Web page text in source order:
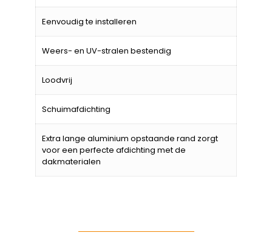
Eenvoudig te installeren
Weers- en UV-stralen bestendig
Loodvrij
Schuimafdichting
Extra lange aluminium opstaande rand zorgt
voor een perfecte afdichting met de
dakmaterialen